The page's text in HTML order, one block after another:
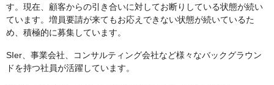
す。現在、顧客からの引き合いに対してお断りしている状態が続い
ています。増員要請が来てもお応えできない状態が続いているた
め、積極的に募集しています。
SIer、事業会社、コンサルティング会社など様々なバックグラウン
ドを持つ社員が活躍しています。